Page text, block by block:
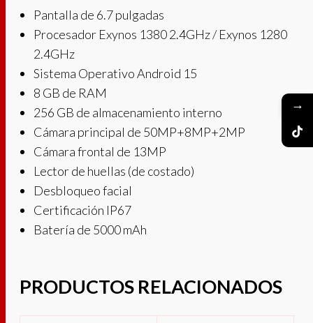
Pantalla de 6.7 pulgadas
Procesador Exynos 1380 2.4GHz / Exynos 1280
2.4GHz
Sistema Operativo Android 15
8 GB de RAM
256 GB de almacenamiento interno
Cámara principal de 50MP+8MP+2MP
Cámara frontal de 13MP
Lector de huellas (de costado)
Desbloqueo facial
Certificación IP67
Batería de 5000 mAh
PRODUCTOS RELACIONADOS
→